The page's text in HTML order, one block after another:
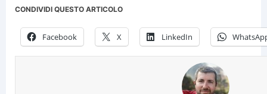
CONDIVIDI QUESTO ARTICOLO
Facebook X LinkedIn